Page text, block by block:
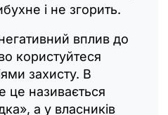
і не згорить.
вплив до
користуйтеся
захисту. В
це називається
а у власників